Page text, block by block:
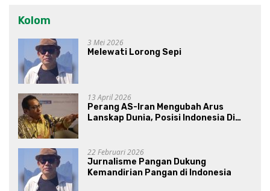
Kolom
3 Mei 2026
Melewati Lorong Sepi
13 April 2026
Perang AS-Iran Mengubah Arus
Lanskap Dunia, Posisi Indonesia Di
22 Februari 2026
Jurnalisme Pangan Dukung
Kemandirian Pangan di Indonesia